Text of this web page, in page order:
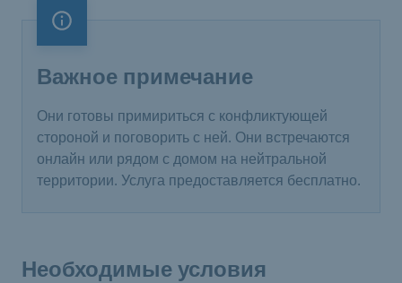
Важное примечание
Важное примечание
Они готовы примириться с конфликтующей
стороной и поговорить с ней. Они встречаются
онлайн или рядом с домом на нейтральной
территории. Услуга предоставляется бесплатно.
Необходимые условия